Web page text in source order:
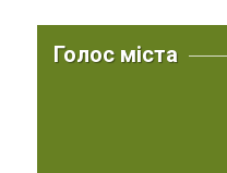
Голос міста